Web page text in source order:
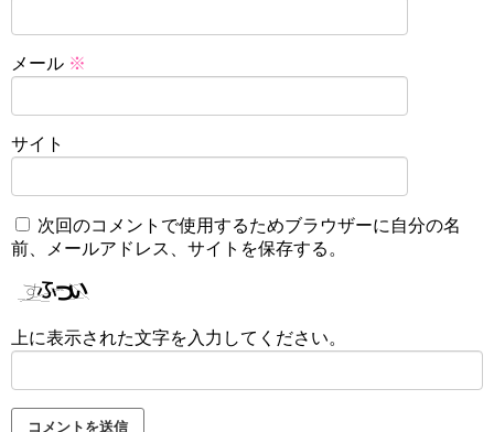
メール ※
サイト
次回のコメントで使用するためブラウザーに自分の名
前、メールアドレス、サイトを保存する。
上に表示された文字を入力してください。